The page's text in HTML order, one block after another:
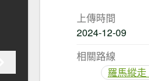
上傳時間
2024-12-09
相關路線